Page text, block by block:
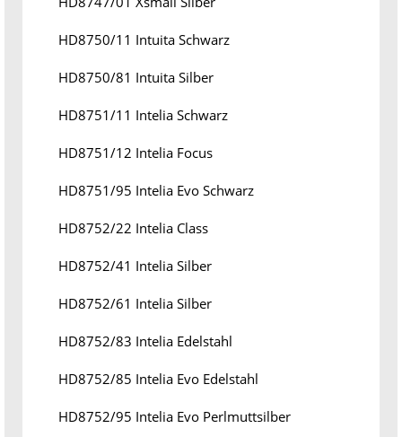
HD8750/11 Intuita Schwarz
HD8750/81 Intuita Silber
HD8751/11 Intelia Schwarz
HD8751/12 Intelia Focus
HD8751/95 Intelia Evo Schwarz
HD8752/22 Intelia Class
HD8752/41 Intelia Silber
HD8752/61 Intelia Silber
HD8752/83 Intelia Edelstahl
HD8752/85 Intelia Evo Edelstahl
HD8752/95 Intelia Evo Perlmuttsilber